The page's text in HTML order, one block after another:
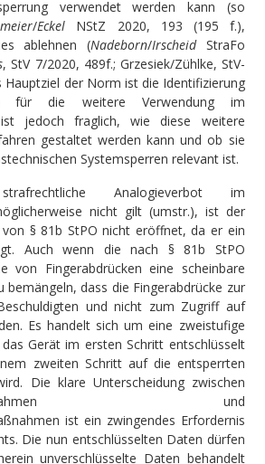
verwendet werden kann (so
/Eckel NStZ 2020, 193 (195 f.),
ablehnen (Nadeborn/IrscheidStraFo
, StV 7/2020, 489f.; Grzesiek/Zühlke, StV-
Hauptziel der Norm ist die Identifizierung
für die weitere Verwendung im
jedoch fraglich, wie diese weitere
gestaltet werden kann und ob sie
Systemsperren relevant ist.
Analogieverbot im
nicht gilt (umstr.), ist der
von § 81b StPO nicht eröffnet, da er ein
Auch wenn die nach § 81b StPO
von Fingerabdrücken eine scheinbare
bemängeln, dass die Fingerabdrücke zur
und nicht zum Zugriff auf
Es handelt sich um eine zweistufige
Gerät im ersten Schritt entschlüsselt
zweiten Schritt auf die entsperrten
Die klare Unterscheidung zwischen
und
ist ein zwingendes Erfordernis
Die nun entschlüsselten Daten dürfen
unverschlüsselte Daten behandelt